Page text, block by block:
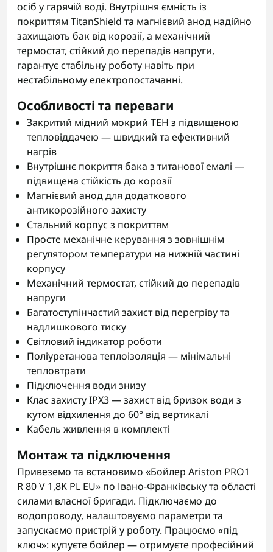
осіб у гарячій воді. Внутрішня ємність із
покриттям TitanShield та магнієвий анод надійно
захищають бак від корозії, а механічний
термостат, стійкий до перепадів напруги,
гарантує стабільну роботу навіть при
нестабільному електропостачанні.
Особливості та переваги
Закритий мідний мокрий ТЕН з підвищеною
тепловіддачею — швидкий та ефективний
нагрів
Внутрішнє покриття бака з титанової емалі —
підвищена стійкість до корозії
Магнієвий анод для додаткового
антикорозійного захисту
Стальний корпус з покриттям
Просте механічне керування з зовнішнім
регулятором температури на нижній частині
корпусу
Механічний термостат, стійкий до перепадів
напруги
Багатоступінчастий захист від перегріву та
надлишкового тиску
Світловий індикатор роботи
Поліуретанова теплоізоляція — мінімальні
тепловтрати
Підключення води знизу
Клас захисту IPX3 — захист від бризок води з
кутом відхилення до 60° від вертикалі
Кабель живлення в комплекті
Монтаж та підключення
Привеземо та встановимо «Бойлер Ariston PRO1
R 80 V 1,8K PL EU» по Івано-Франківську та області
силами власної бригади. Підключаємо до
водопроводу, налаштовуємо параметри та
запускаємо пристрій у роботу. Працюємо «під
ключ»: купуєте бойлер — отримуєте професійний